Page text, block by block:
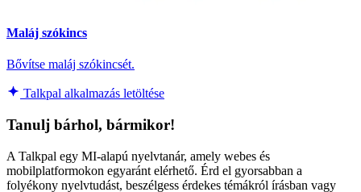
Maláj szókincs
Bővítse maláj szókincsét.
Talkpal alkalmazás letöltése
Tanulj bárhol, bármikor!
A Talkpal egy MI-alapú nyelvtanár, amely webes és
mobilplatformokon egyaránt elérhető. Érd el gyorsabban a
folyékony nyelvtudást, beszélgess érdekes témákról írásban vagy